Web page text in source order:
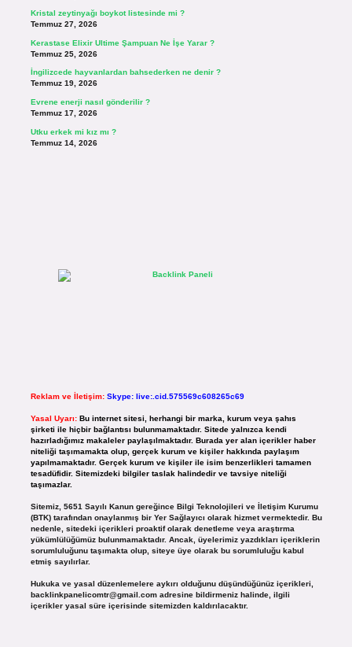
Kristal zeytinyağı boykot listesinde mi ?
Temmuz 27, 2026
Kerastase Elixir Ultime Şampuan Ne İşe Yarar ?
Temmuz 25, 2026
İngilizcede hayvanlardan bahsederken ne denir ?
Temmuz 19, 2026
Evrene enerji nasıl gönderilir ?
Temmuz 17, 2026
Utku erkek mi kız mı ?
Temmuz 14, 2026
Reklam ve İletişim: Skype: live:.cid.575569c608265c69
Yasal Uyarı: Bu internet sitesi, herhangi bir marka, kurum veya şahıs
şirketi ile hiçbir bağlantısı bulunmamaktadır. Sitede yalnızca kendi
hazırladığımız makaleler paylaşılmaktadır. Burada yer alan içerikler haber
niteliği taşımamakta olup, gerçek kurum ve kişiler hakkında paylaşım
yapılmamaktadır. Gerçek kurum ve kişiler ile isim benzerlikleri tamamen
tesadüfidir. Sitemizdeki bilgiler taslak halindedir ve tavsiye niteliği
taşımazlar.
Sitemiz, 5651 Sayılı Kanun gereğince Bilgi Teknolojileri ve İletişim Kurumu
(BTK) tarafından onaylanmış bir Yer Sağlayıcı olarak hizmet vermektedir. Bu
nedenle, sitedeki içerikleri proaktif olarak denetleme veya araştırma
yükümlülüğümüz bulunmamaktadır. Ancak, üyelerimiz yazdıkları içeriklerin
sorumluluğunu taşımakta olup, siteye üye olarak bu sorumluluğu kabul
etmiş sayılırlar.
Hukuka ve yasal düzenlemelere aykırı olduğunu düşündüğünüz içerikleri,
backlinkpanelicomtr@gmail.comadresine bildirmeniz halinde, ilgili
içerikler yasal süre içerisinde sitemizden kaldırılacaktır.